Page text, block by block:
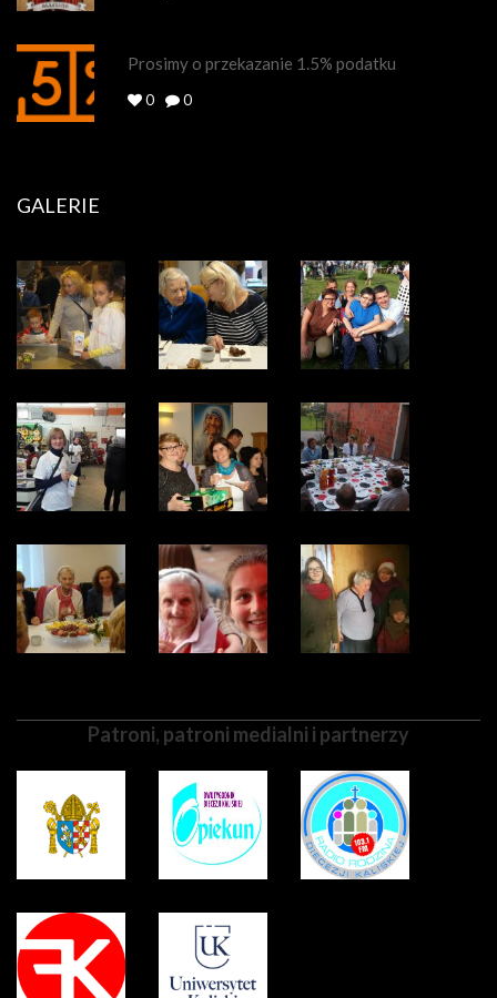
Prosimy o przekazanie 1.5% podatku
0 0
GALERIE
Patroni, patroni medialni i partnerzy